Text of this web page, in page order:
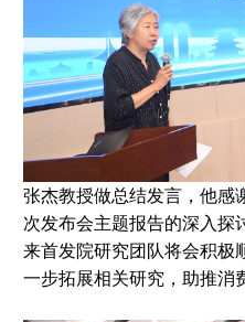
张杰教授做总结发言，他感
次发布会主题报告的深入探
来首发院研究团队将会积极
一步拓展相关研究，助推消